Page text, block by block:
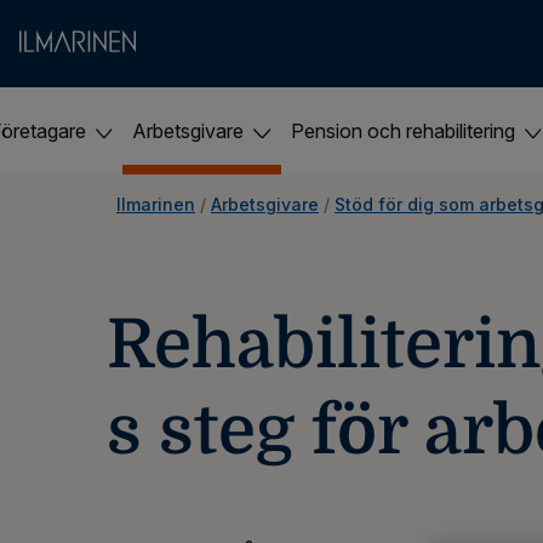
Arbetsgivare Pension och rehabilitering
Ilmarinen / Arbetsgivare / Stöd för dig som
s steg för